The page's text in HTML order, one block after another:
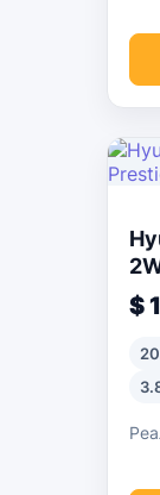
$